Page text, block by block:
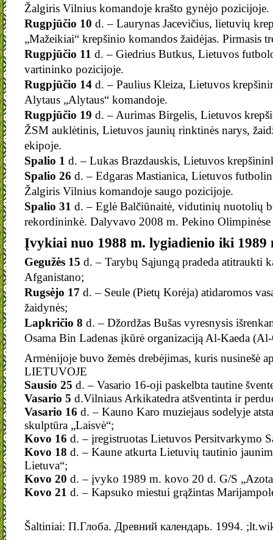
Žalgiris Vilnius komandoje krašto gynėjo pozicijoje.
Rugpjūčio 10 d. – Laurynas Jacevičius, lietuvių
„Mažeikiai“ krepšinio komandos žaidėjas. Pirmasis
Rugpjūčio 11 d. – Giedrius Butkus, Lietuvos
vartininko pozicijoje.
Rugpjūčio 14 d. – Paulius Kleiza, Lietuvos
Alytaus „Alytaus“ komandoje.
Rugpjūčio 19 d. – Aurimas Birgelis, Lietuvos
ŽSM auklėtinis, Lietuvos jaunių rinktinės narys,
ekipoje.
Spalio 1 d. – Lukas Brazdauskis, Lietuvos
Spalio 26 d. – Edgaras Mastianica, Lietuvos
Žalgiris Vilnius komandoje saugo pozicijoje.
Spalio 31 d. – Eglė Balčiūnaitė, vidutinių nuotolių
rekordininkė. Dalyvavo 2008 m. Pekino Olimpinėse
Įvykiai nuo 1988 m. lygiadienio iki 1989
Gegužės 15 d. – Tarybų Sąjungą pradeda atitraukti
Afganistano;
Rugsėjo 17 d. – Seule (Pietų Korėja) atidaromos
žaidynės;
Lapkričio 8 d. – Džordžas Bušas vyresnysis
Osama Bin Ladenas įkūrė organizaciją Al-Kaeda
Armėnijoje buvo žemės drebėjimas, kuris nusinešė
LIETUVOJE
Sausio 25 d. – Vasario 16-oji paskelbta tautine
Vasario 5 d.Vilniaus Arkikatedra atšventinta ir
Vasario 16 d. – Kauno Karo muziejaus sodelyje
skulptūra „Laisvė“;
Kovo 16 d. – įregistruotas Lietuvos Persitvarkymo
Kovo 18 d. – Kaune atkurta Lietuvių tautinio
Lietuva“;
Kovo 20 d. – įvyko 1989 m. kovo 20 d. G/S
Kovo 21 d. – Kapsuko miestui grąžintas
Šaltiniai: П.Глоба. Древний календарь. 1994.